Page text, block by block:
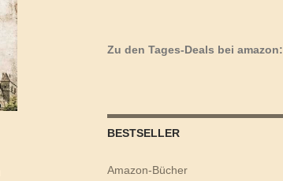
Zu den Tages-Deals bei amazon:
BESTSELLER
Amazon-Bücher